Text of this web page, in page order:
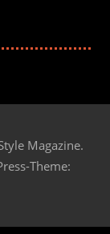
Magazine.
Theme: